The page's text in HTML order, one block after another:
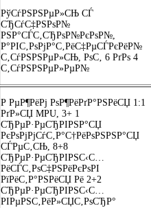
РўСѓРЅРЅРµР»СЊ СЃ
СЂСѓС‡РЅРѕР№
РЅР°СЃС‚СЂРѕР№РєРѕР№,
Р°РІС‚РѕРјР°С‚РёС‡РµСЃРєРёР№
С‚СѓРЅРЅРµР»СЊ, РѕС‚ 6 РґРѕ 4
С‚СѓРЅРЅРµР»РµР№
Р РµР¶РёРј РѕР¶РёРґР°РЅРёСЏ 1:1
РґР»СЏ MPU, 3+ 1
СЂРµР·РµСЂРІРЅР°СЏ
РєРѕРјРјСѓС‚Р°С†РёРѕРЅРЅР°СЏ
СЃРµС‚СЊ, 8+8
СЂРµР·РµСЂРІРЅС‹С…
РёСЃС‚РѕС‡РЅРёРєРѕРІ
РїРёС‚Р°РЅРёСЏ Рё 2+2
СЂРµР·РµСЂРІРЅС‹С…
РІРµРЅС‚РёР»СЏС‚РѕСЂР°